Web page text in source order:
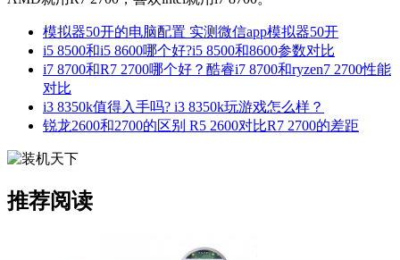
模拟器50开的电脑配置 实测微信app模拟器50开
i5 8500和i5 8600哪个好?i5 8500和8600参数对比
i7 8700和R7 2700哪个好？酷睿i7 8700和ryzen7 2700性能
对比
i3 8350k值得入手吗? i3 8350k玩游戏怎么样？
锐龙2600和2700的区别 R5 2600对比R7 2700的差距
推荐阅读